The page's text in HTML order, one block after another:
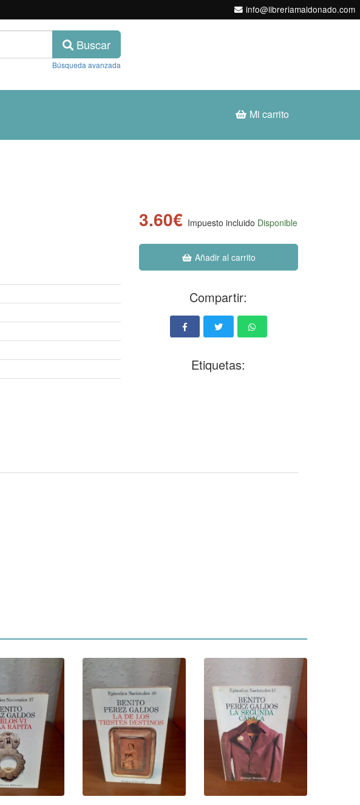
info@libreriamaldonado.com
Buscar
Búsqueda avanzada
Mi carrito
3.60€ Impuesto incluido Disponible
Añadir al carrito
Compartir:
Etiquetas: